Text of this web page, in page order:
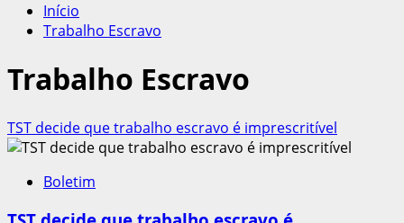
Início
Trabalho Escravo
Trabalho Escravo
TST decide que trabalho escravo é imprescritível
Boletim